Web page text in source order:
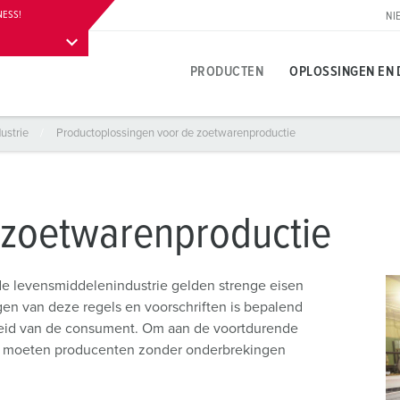
PRODUCTEN
Contactstoppen
Koppelcontactstoppen
Verlengsnoer
OPLOSSINGEN EN
Internationale contacten
Materialen
Contacthultechnologie
Begrippen
Carrière
Werken bij MENNEKES
Productoplossingen voor de zoetwarenproductie
Contact
levensmiddelenindustrie gelden strenge eisen
van deze regels en voorschriften is bepalend
van de consument. Om aan de voortdurende
producenten zonder onderbrekingen